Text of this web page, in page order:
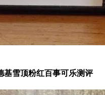
基雪顶粉红百事可乐测评